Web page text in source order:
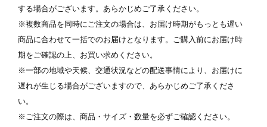
する場合がございます。あらかじめご了承ください。
※複数商品を同時にご注文の場合は、お届け時期がもっとも遅い
商品に合わせて一括でのお届けとなります。ご購入前にお届け時
期をご確認の上、お買い求めください。
※一部の地域や天候、交通状況などの配送事情により、お届けに
遅れが生じる場合がございますので、あらかじめご了承くださ
い。
※ご注文の際は、商品・サイズ・数量を必ずご確認ください。